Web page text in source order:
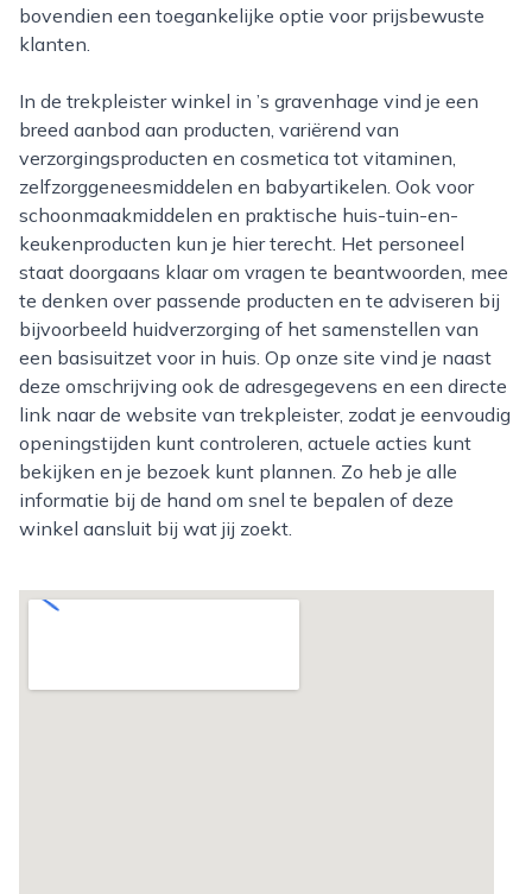
bovendien een toegankelijke optie voor prijsbewuste
klanten.
In de trekpleister winkel in ’s gravenhage vind je een
breed aanbod aan producten, variërend van
verzorgingsproducten en cosmetica tot vitaminen,
zelfzorggeneesmiddelen en babyartikelen. Ook voor
schoonmaakmiddelen en praktische huis-tuin-en-
keukenproducten kun je hier terecht. Het personeel
staat doorgaans klaar om vragen te beantwoorden, mee
te denken over passende producten en te adviseren bij
bijvoorbeeld huidverzorging of het samenstellen van
een basisuitzet voor in huis. Op onze site vind je naast
deze omschrijving ook de adresgegevens en een directe
link naar de website van trekpleister, zodat je eenvoudig
openingstijden kunt controleren, actuele acties kunt
bekijken en je bezoek kunt plannen. Zo heb je alle
informatie bij de hand om snel te bepalen of deze
winkel aansluit bij wat jij zoekt.